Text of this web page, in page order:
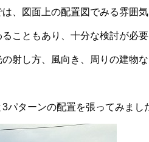
、図面上の配置図でみる雰囲
こともあり、十分な検討が必要
射し方、風向き、周りの建物
パターンの配置を張ってみまし